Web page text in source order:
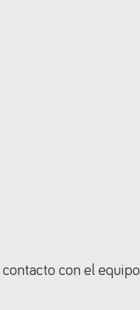
con el equipo